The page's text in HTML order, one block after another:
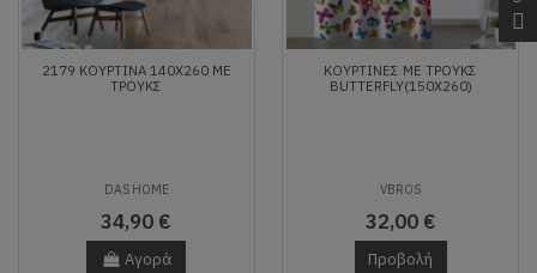
2179 ΚΟΥΡΤΙΝΑ 140Χ260 ΜΕ
ΤΡΟΥΚΣ
DAS HOME
34,90 €
Αγορά
ΚΟΥΡΤΙΝΕΣ ΜΕ ΤΡΟΥΚΣ
BUTTERFLY(150X260)
VBROS
32,00 €
Προβολή